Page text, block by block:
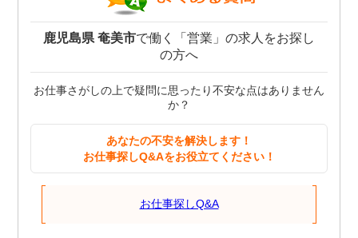
鹿児島県 奄美市で働く「営業」の求人をお探し
の方へ
お仕事さがしの上で疑問に思ったり不安な点はありません
か？
あなたの不安を解決します！
お仕事探しQ&Aをお役立てください！
お仕事探しQ&A